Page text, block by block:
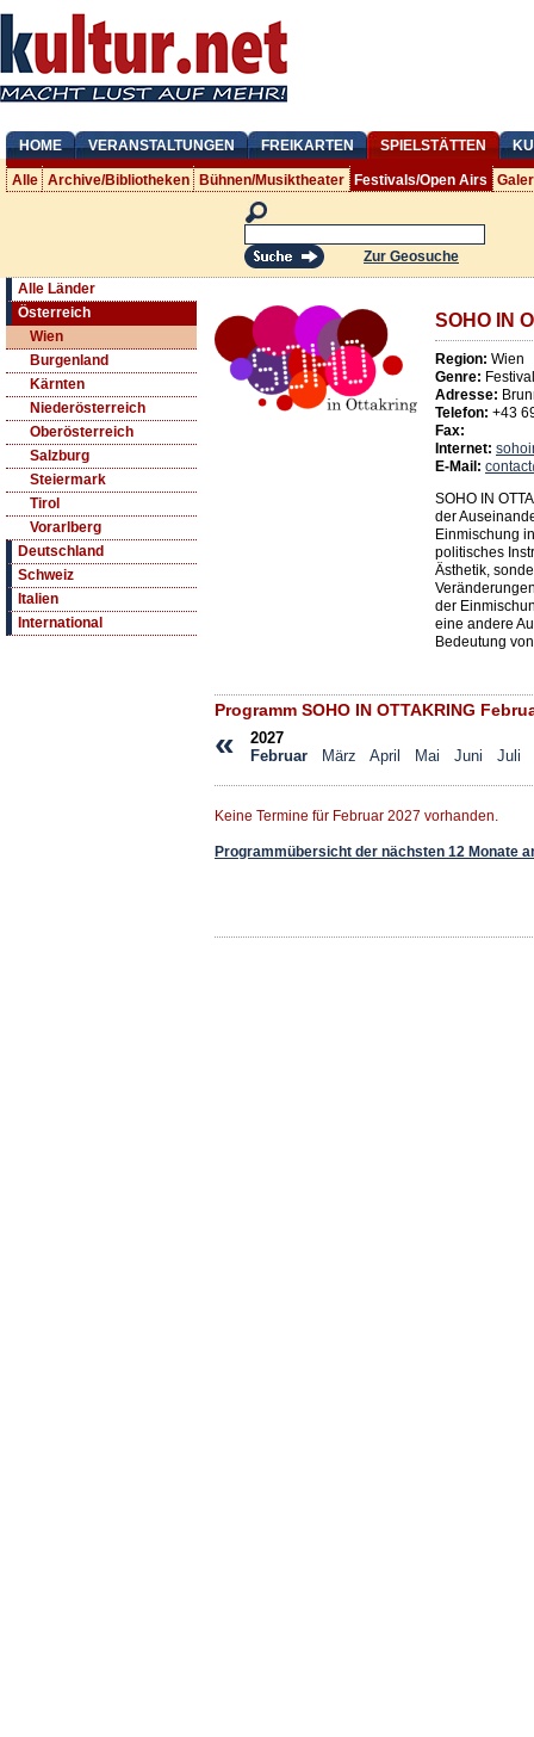
HOME VERANSTALTUNGEN FREIKARTEN SPIELSTÄTTEN
Alle Archive/Bibliotheken Bühnen/Musiktheater Festivals/Open Airs
Zur Geosuche
Alle Länder
Österreich
Wien
Burgenland
Kärnten
Niederösterreich
Oberösterreich
Salzburg
Steiermark
Tirol
Vorarlberg
Deutschland
Schweiz
Italien
International
SOHO IN
Region: Wien
Genre:
Adresse:
Telefon: +43
Fax:
Internet:
E-Mail:
SOHO IN
der
Einmischung
politisches
Ästhetik,
der
eine andere
Bedeutung
Programm SOHO IN OTTAKRING
«
2027
Februar
März April Mai Juni Juli
Keine Termine für Februar 2027 vorhanden.
Programmübersicht der nächsten 12 Monate